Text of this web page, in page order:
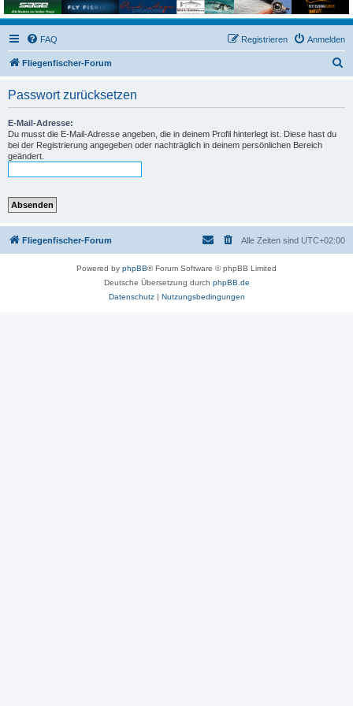
FAQ Anmelden
Registrieren
Fliegenfischer-Forum
Passwort zurücksetzen
E-Mail-Adresse:
Du musst die E-Mail-Adresse angeben, die in deinem Profil hinterlegt ist. Diese hast du
bei der Registrierung angegeben oder nachträglich in deinem persönlichen Bereich
geändert.
Fliegenfischer-Forum Alle Zeiten sind UTC+02:00
Powered by phpBB® Forum Software © phpBB Limited
Deutsche Übersetzung durch phpBB.de
Datenschutz| Nutzungsbedingungen